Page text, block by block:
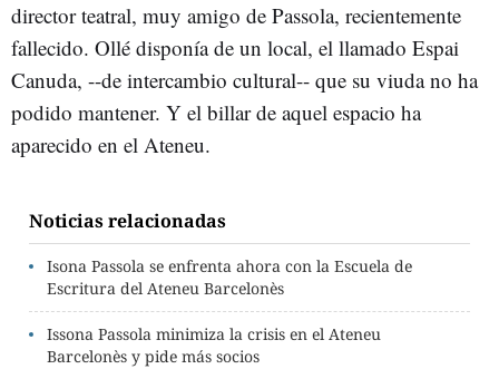
director teatral, muy amigo de Passola, recientemente
fallecido. Ollé disponía de un local, el llamado Espai
Canuda, --de intercambio cultural-- que su viuda no ha
podido mantener. Y el billar de aquel espacio ha
aparecido en el Ateneu.
Noticias relacionadas
Isona Passola se enfrenta ahora con la Escuela de
Escritura del Ateneu Barcelonès
Issona Passola minimiza la crisis en el Ateneu
Barcelonès y pide más socios